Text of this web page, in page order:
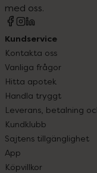
med oss.
Kundservice
Kontakta oss
Vanliga frågor
Hitta apotek
Handla tryggt
Leverans, betalning
Kundklubb
Sajtens tillgänglighet
App
Köpvillkor